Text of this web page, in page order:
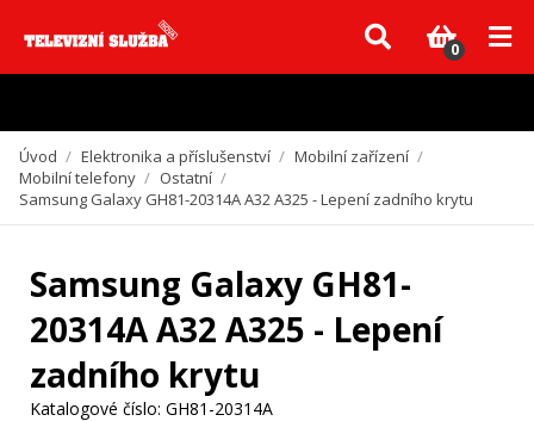
Vzhledem k aktuální situaci se může dodání dílů, které nejsou skladem,
zpozdit. Děkujeme za pochopení.
0
Úvod / Elektronika a příslušenství / Mobilní zařízení /
Mobilní telefony / Ostatní /
Samsung Galaxy GH81-20314A A32 A325 - Lepení zadního krytu
Samsung Galaxy GH81-
20314A A32 A325 - Lepení
zadního krytu
Katalogové číslo: GH81-20314A